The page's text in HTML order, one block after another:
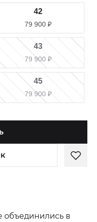
42
79 900 ₽
43
79 900 ₽
45
79 900 ₽
объединились в